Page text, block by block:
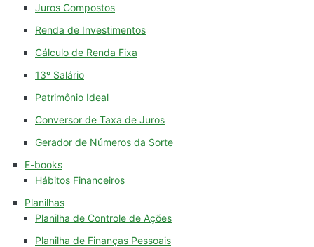
Juros Compostos
Renda de Investimentos
Cálculo de Renda Fixa
13º Salário
Patrimônio Ideal
Conversor de Taxa de Juros
Gerador de Números da Sorte
E-books
Hábitos Financeiros
Planilhas
Planilha de Controle de Ações
Planilha de Finanças Pessoais